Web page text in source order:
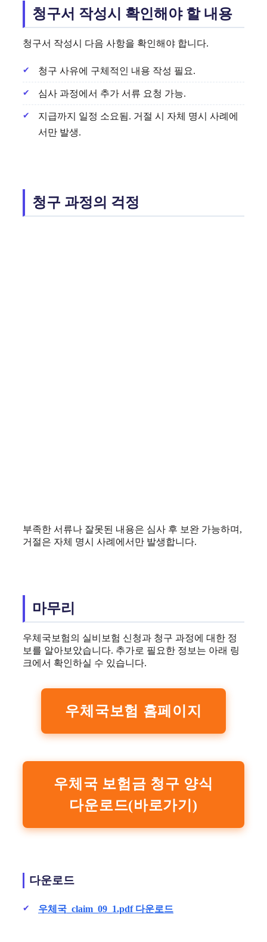
청구서 작성시 확인해야 할 내용
청구서 작성시 다음 사항을 확인해야 합니다.
청구 사유에 구체적인 내용 작성 필요.
심사 과정에서 추가 서류 요청 가능.
지급까지 일정 소요됨. 거절 시 자체 명시 사례에
서만 발생.
청구 과정의 걱정
부족한 서류나 잘못된 내용은 심사 후 보완 가능하며,
거절은 자체 명시 사례에서만 발생합니다.
마무리
우체국보험의 실비보험 신청과 청구 과정에 대한 정
보를 알아보았습니다. 추가로 필요한 정보는 아래 링
크에서 확인하실 수 있습니다.
우체국보험 홈페이지
우체국 보험금 청구 양식
다운로드(바로가기)
다운로드
우체국_claim_09_1.pdf 다운로드